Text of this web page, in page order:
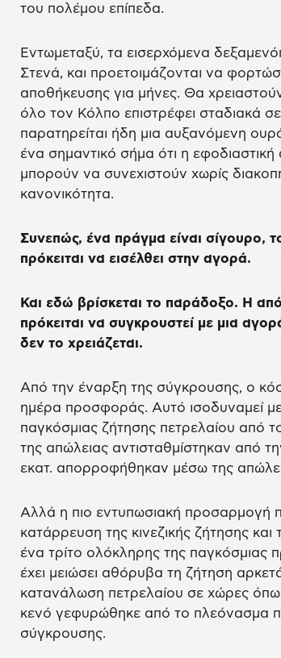
του πολέμου επίπεδα.
Εντωμεταξύ, τα εισερχόμενα
Στενά, και προετοιμάζονται να
αποθήκευσης για μήνες. Θα
όλο τον Κόλπο επιστρέφει σταδιακά
παρατηρείται ήδη μια αυξανόμενη
ένα σημαντικό σήμα ότι η
μπορούν να συνεχιστούν χωρίς
κανονικότητα.
Συνεπώς, ένα πράγμα είναι σίγουρο,
πρόκειται να εισέλθει στην αγορά.
Και εδώ βρίσκεται το παράδοξο. Η
πρόκειται να συγκρουστεί με μια
δεν το χρειάζεται.
Από την έναρξη της σύγκρουσης, ο
ημέρα προσφοράς. Αυτό ισοδυναμεί
παγκόσμιας ζήτησης πετρελαίου από
της απώλειας αντισταθμίστηκαν από
εκατ. απορροφήθηκαν μέσω της
Αλλά η πιο εντυπωσιακή προσαρμογή
κατάρρευση της κινεζικής ζήτησης
ένα τρίτο ολόκληρης της παγκόσμιας
έχει μειώσει αθόρυβα τη ζήτηση
κατανάλωση πετρελαίου σε χώρες
κενό γεφυρώθηκε από το πλεόνασμα
σύγκρουσης.